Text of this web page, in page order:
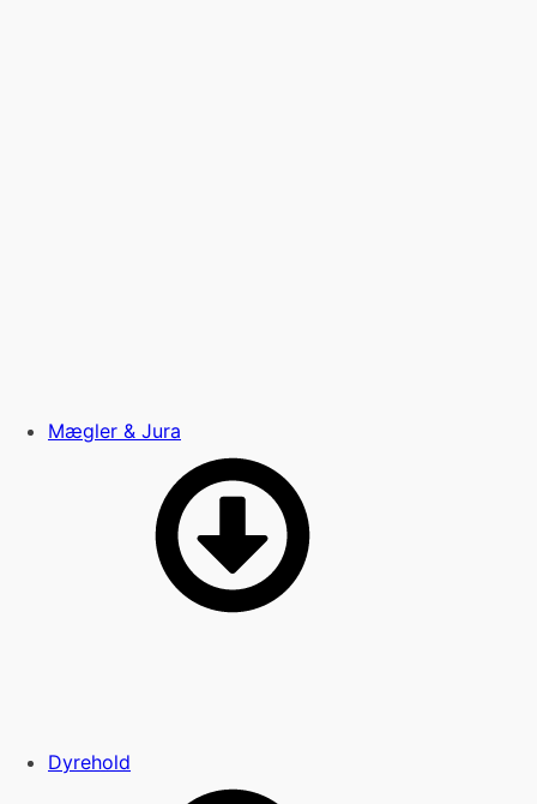
Mægler & Jura
Dyrehold